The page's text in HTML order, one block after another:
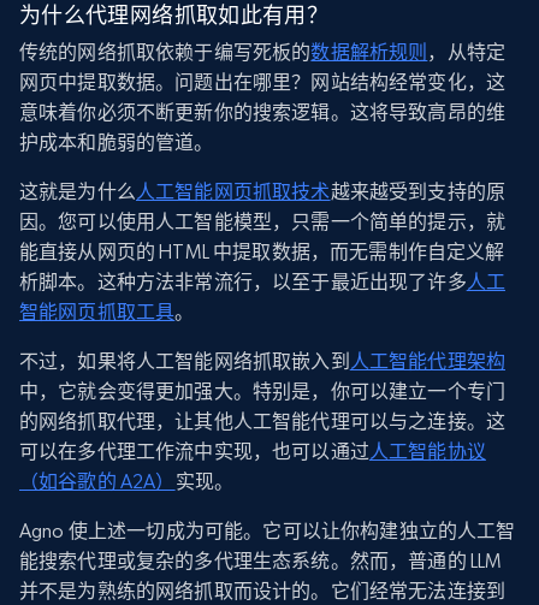
为什么代理网络抓取如此有用？
传统的网络抓取依赖于编写死板的数据解析规则 ，从特定
网页中提取数据。问题出在哪里？网站结构经常变化，这
意味着你必须不断更新你的搜索逻辑。这将导致高昂的维
护成本和脆弱的管道。
这就是为什么人工智能网页抓取技术越来越受到支持的原
因。您可以使用人工智能模型，只需一个简单的提示，就
能直接从网页的 HTML 中提取数据，而无需制作自定义解
析脚本。这种方法非常流行，以至于最近出现了许多人工
智能网页抓取工具。
不过，如果将人工智能网络抓取嵌入到 人工智能代理架构
中，它就会变得更加强大。特别是，你可以建立一个专门
的网络抓取代理，让其他人工智能代理可以与之连接。这
可以在多代理工作流中实现，也可以通过人工智能协议
（如谷歌的 A2A） 实现。
Agno 使上述一切成为可能。它可以让你构建独立的人工智
能搜索代理或复杂的多代理生态系统。然而，普通的 LLM
并不是为熟练的网络抓取而设计的。它们经常无法连接到